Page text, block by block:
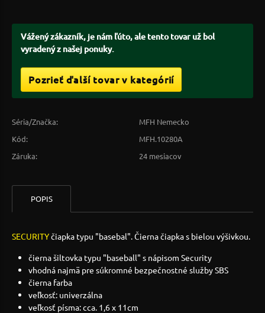
Vážený zákazník, je nám ľúto, ale tento tovar už bol
vyradený z našej ponuky.
Pozrieť ďalší tovar v kategórií
Séria/Značka:
MFH Nemecko
Kód:
MFH.10280A
Záruka:
24 mesiacov
POPIS
SECURITYčiapka typu "basebal". Čierna čiapka s bielou výšivkou.
čierna šiltovka typu "baseball" s nápisom Security
vhodná najmä pre súkromné bezpečnostné služby SBS
čierna farba
veľkosť: univerzálna
veľkosť písma: cca. 1,6 x 11cm